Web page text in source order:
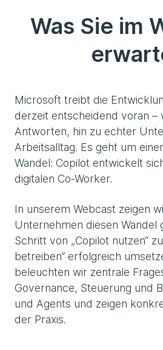
Was Sie im
Microsoft treibt die
derzeit entscheidend voran –
Antworten, hin zu echter
Arbeitsalltag. Es geht um
Wandel: Copilot entwickelt
digitalen Co-Worker.
In unserem Webcast zeigen
Unternehmen diesen Wandel
Schritt von „Copilot nutzen“
betreiben“ erfolgreich
beleuchten wir zentrale
Governance, Steuerung und
und Agents und zeigen
der Praxis.